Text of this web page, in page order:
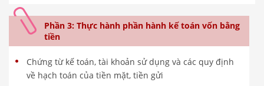
Phần 3: Thực hành phần hành kế toán vốn bằng
tiền
Chứng từ kế toán, tài khoản sử dụng và các quy định
về hạch toán của tiền mặt, tiền gửi